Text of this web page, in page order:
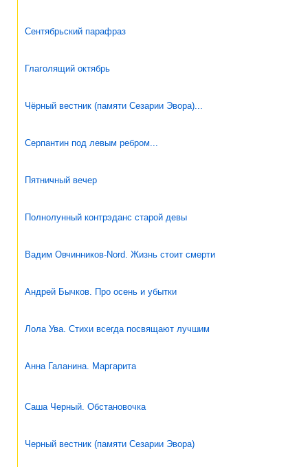
Сентябрьский парафраз
Глаголящий октябрь
Чёрный вестник (памяти Сезарии Эвора)...
Серпантин под левым ребром...
Пятничный вечер
Полнолунный контрэданс старой девы
Вадим Овчинников-Nord. Жизнь стоит смерти
Андрей Бычков. Про осень и убытки
Лола Ува. Стихи всегда посвящают лучшим
Анна Галанина. Маргарита
Саша Черный. Обстановочка
Черный вестник (памяти Сезарии Эвора)